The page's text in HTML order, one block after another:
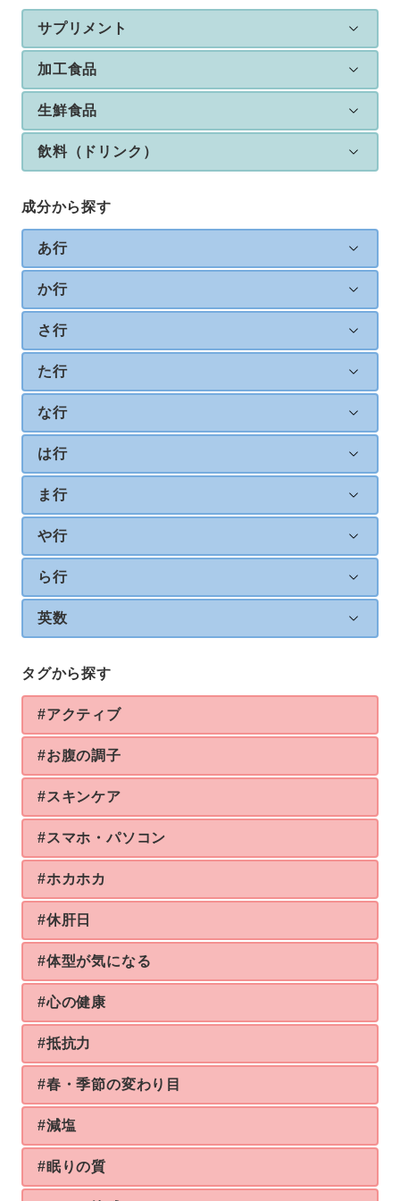
サプリメント
加工食品
生鮮食品
飲料（ドリンク）
成分から探す
あ行
か行
さ行
た行
な行
は行
ま行
や行
ら行
英数
タグから探す
#アクティブ
#お腹の調子
#スキンケア
#スマホ・パソコン
#ホカホカ
#休肝日
#体型が気になる
#心の健康
#抵抗力
#春・季節の変わり目
#減塩
#眠りの質